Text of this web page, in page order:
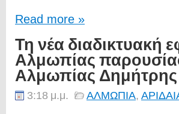
Read more »
Τη νέα διαδικτυακή
Αλμωπίας
Αλμωπίας Δημήτρης
3:18 μ.μ. ΑΛΜΩΠΙΑ,